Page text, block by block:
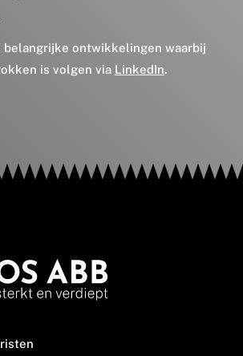
belangrijke ontwikkelingen waarbij
is volgen via LinkedIn.